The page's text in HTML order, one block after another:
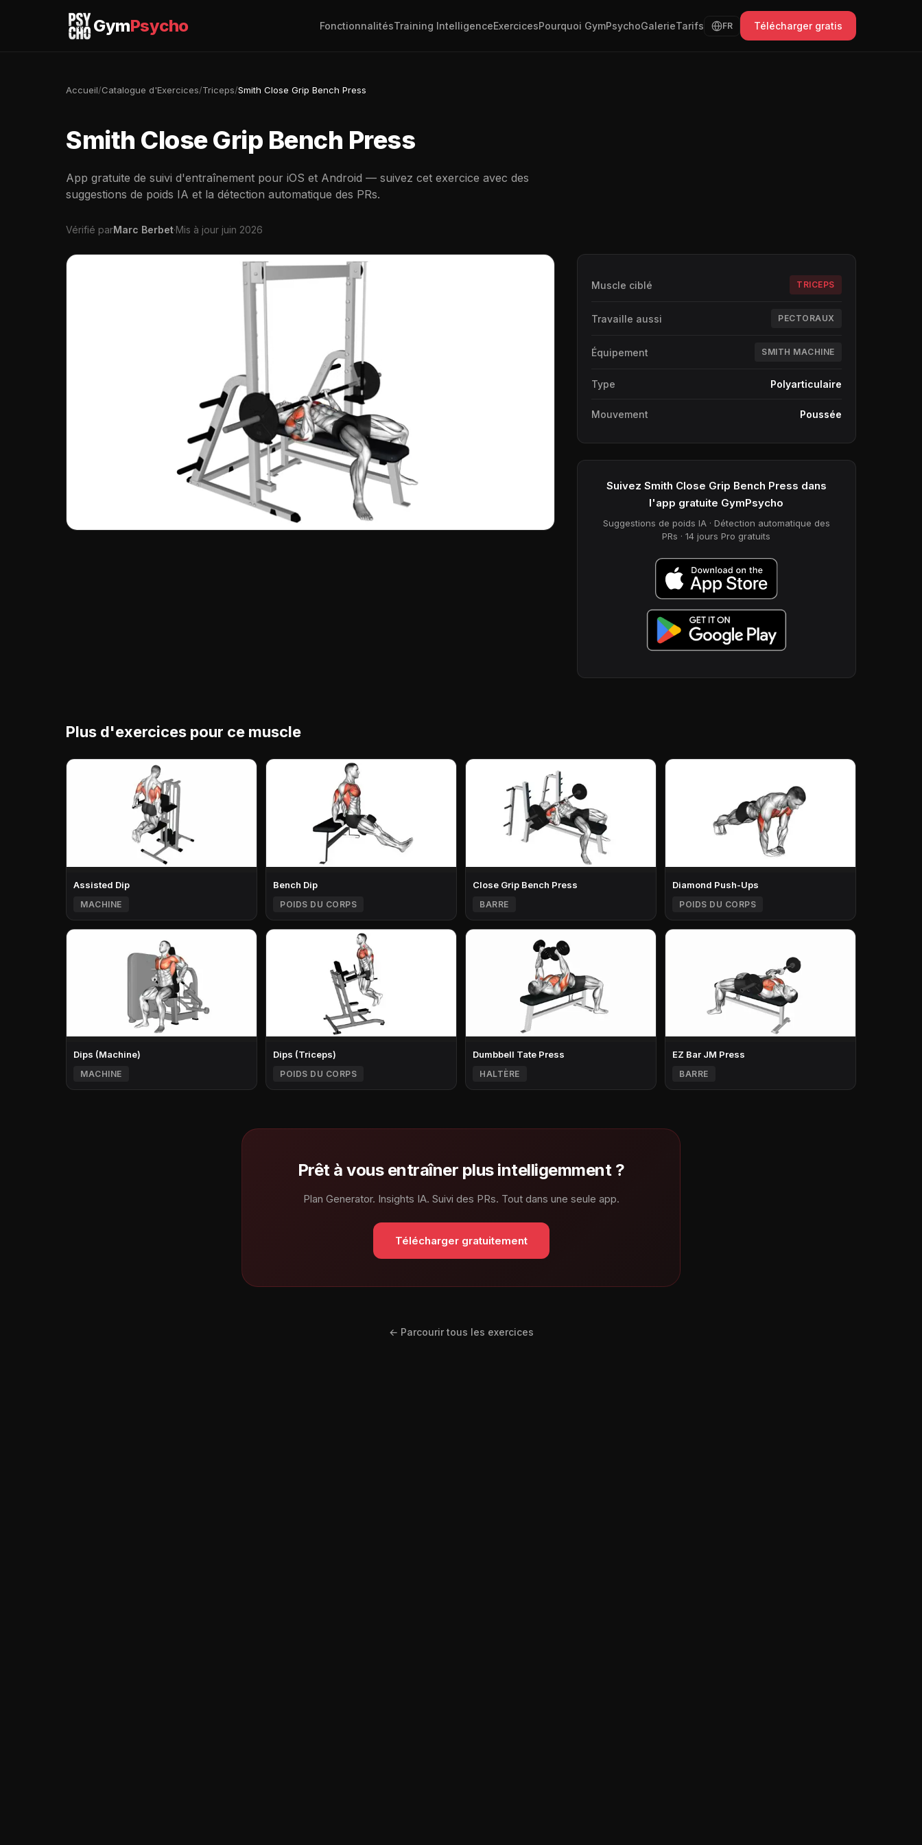
GymPsycho FonctionnalitésTraining IntelligenceExercicesPourquoi GymPsychoGalerieTarifs FR Télécharger gratis
Accueil/Catalogue d'Exercices/Triceps/Smith Close Grip Bench Press
Smith Close Grip Bench Press
App gratuite de suivi d'entraînement pour iOS et Android — suivez cet exercice avec des
suggestions de poids IA et la détection automatique des PRs.
Vérifié parMarc Berbet·Mis à jour juin 2026
Muscle ciblé TRICEPS
Travaille aussi PECTORAUX
Équipement SMITH MACHINE
Type Polyarticulaire
Mouvement Poussée
Suivez Smith Close Grip Bench Press dans
l'app gratuite GymPsycho
Suggestions de poids IA · Détection automatique des
PRs · 14 jours Pro gratuits
Plus d'exercices pour ce muscle
Assisted Dip
MACHINE
Bench Dip
POIDS DU CORPS
Close Grip Bench Press
BARRE
Diamond Push-Ups
POIDS DU CORPS
Dips (Machine)
MACHINE
Dips (Triceps)
POIDS DU CORPS
Dumbbell Tate Press
HALTÈRE
EZ Bar JM Press
BARRE
Prêt à vous entraîner plus intelligemment ?
Plan Generator. Insights IA. Suivi des PRs. Tout dans une seule app.
Télécharger gratuitement
← Parcourir tous les exercices